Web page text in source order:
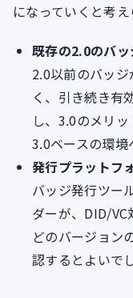
になっていくと考え
既存の2.0のバッ
2.0以前のバッ
く、引き続き有
し、3.0のメリ
3.0ベースの環境
発行プラットフ
バッジ発行ツー
ダーが、DID/
どのバージョン
認するとよいで